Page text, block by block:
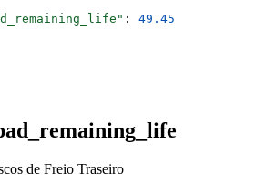
: 49.45
de Freio Traseiro